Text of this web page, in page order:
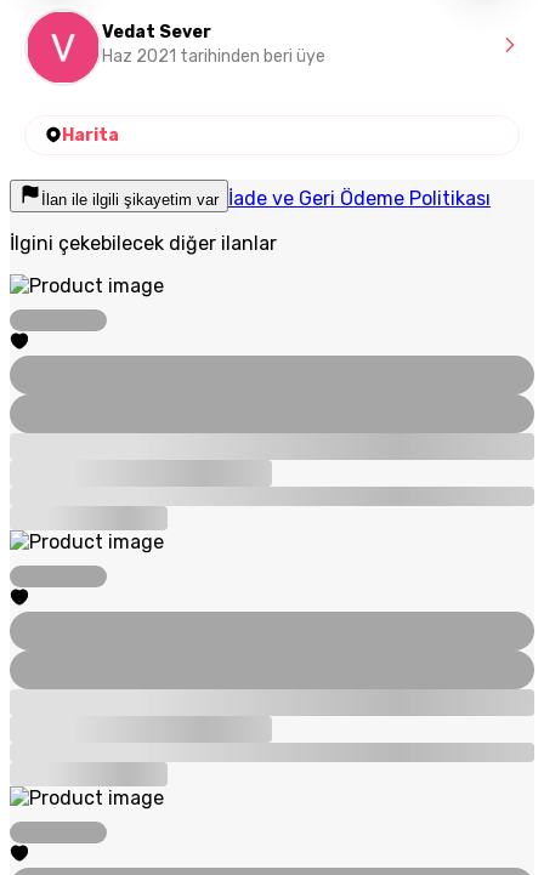
Vedat Sever
Haz 2021 tarihinden beri üye
Harita
İlan ile ilgili şikayetim var İade ve Geri Ödeme Politikası
İlgini çekebilecek diğer ilanlar